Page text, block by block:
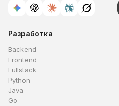
Разработка
Backend
Frontend
Fullstack
Python
Java
Go